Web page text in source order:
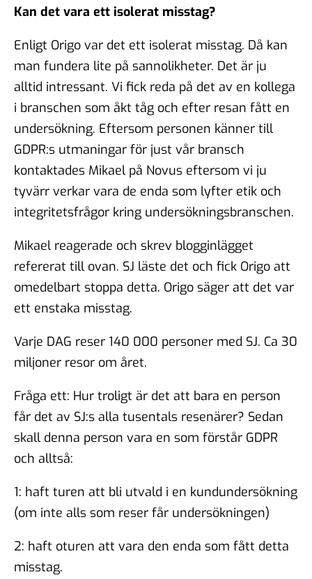
Kan det vara ett isolerat misstag?
Enligt Origo var det ett isolerat misstag. Då kan
man fundera lite på sannolikheter. Det är ju
alltid intressant. Vi fick reda på det av en kollega
i branschen som åkt tåg och efter resan fått en
undersökning. Eftersom personen känner till
GDPR:s utmaningar för just vår bransch
kontaktades Mikael på Novus eftersom vi ju
tyvärr verkar vara de enda som lyfter etik och
integritetsfrågor kring undersökningsbranschen.
Mikael reagerade och skrev blogginlägget
refererat till ovan. SJ läste det och fick Origo att
omedelbart stoppa detta. Origo säger att det var
ett enstaka misstag.
Varje DAG reser 140 000 personer med SJ. Ca 30
miljoner resor om året.
Fråga ett: Hur troligt är det att bara en person
får det av SJ:s alla tusentals resenärer? Sedan
skall denna person vara en som förstår GDPR
och alltså:
1: haft turen att bli utvald i en kundundersökning
(om inte alls som reser får undersökningen)
2: haft oturen att vara den enda som fått detta
misstag.